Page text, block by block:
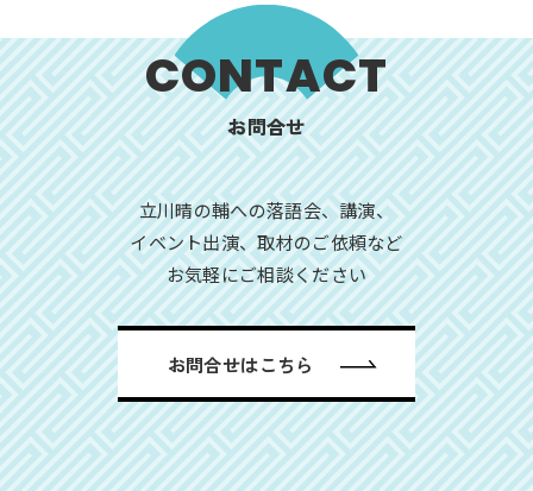
CONTACT
お問合せ
立川晴の輔への落語会、講演、
イベント出演、取材のご依頼など
お気軽にご相談ください
お問合せはこちら